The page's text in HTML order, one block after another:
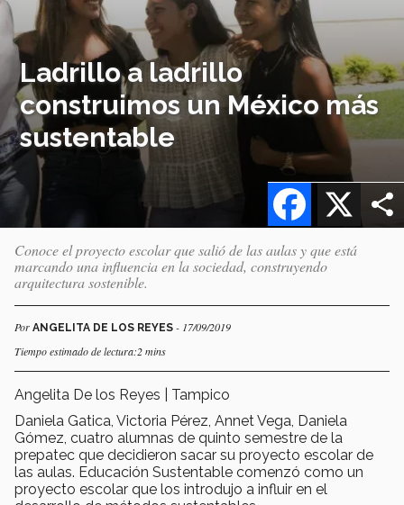
Ladrillo a ladrillo
construimos un México más
sustentable
X
Facebook
Conoce el proyecto escolar que salió de las aulas y que está
marcando una influencia en la sociedad, construyendo
arquitectura sostenible.
Por ANGELITA DE LOS REYES - 17/09/2019
Tiempo estimado de lectura:2 mins
Angelita De los Reyes | Tampico
Daniela Gatica, Victoria Pérez, Annet Vega, Daniela
Gómez, cuatro alumnas de quinto semestre de la
prepatec que decidieron sacar su proyecto escolar de
las aulas. Educación Sustentable comenzó como un
proyecto escolar que los introdujo a influir en el